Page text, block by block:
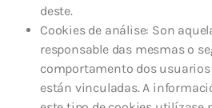
deste.
Cookies de análise: Son
responsable das mesmas o
comportamento dos
están vinculadas. A